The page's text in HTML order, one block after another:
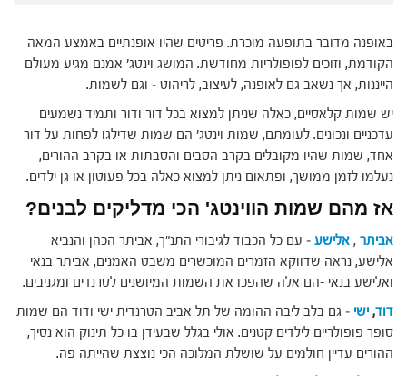
באופנה מדובר בתופעה מוכרת. פריטים שהיו אופנתיים באמצע המאה
הקודמת, וזוכים לפופולריות מחודשת. המושג וינטג' אמנם מגיע מעולם
הייננות, אך נשאב גם לאופנה, לעיצוב, לריהוט – וגם לשמות.
יש שמות קלאסיים, כאלה שניתן למצוא בכל דור ודור ותמיד נשמעים
עדכניים ונכונים. לעומתם, שמות וינטג' הם שמות שדילגו לפחות על דור
אחד, שמות שהיו מקובלים בקרב הסבים והסבתות או בקרב ההורים,
נעלמו לזמן ממושך, ופתאום ניתן למצוא כאלה בכל פעוטון או גן ילדים.
אז מהם שמות הווינטג' הכי מדליקים לבנים?
אביתר , אלישע – עם כל הכבוד לגיבורי התנ"ך, אביתר הכהן והנביא
אלישע, נראה שדווקא הזמרים המוכשרים משבט האמנים, אביתר בנאי
ואלישע בנאי -הם אלה שהפכו את השמות המיושנים לטרנדים ומגניבים.
דוד, ישי – גם בלב ליבה ההומה של תל אביב הטרנדית ישי ודוד הם שמות
סופר פופולריים לילדים קטנים. אולי בגלל שבעידן בו כל תינוק הוא נסיך,
ההורים עדיין חולמים על שושלת המלוכה הכי נוצצת שהייתה פה.